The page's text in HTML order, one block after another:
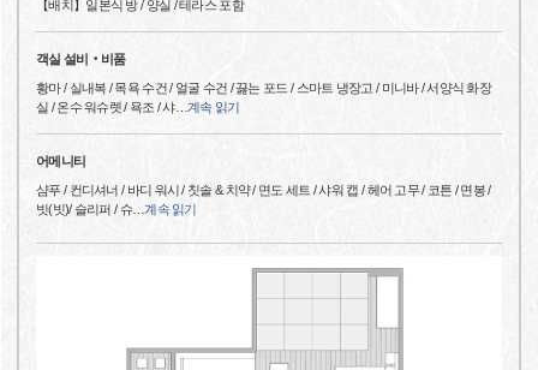
【배치】일본식 방 / 양실 / 테라스 포함
객실 설비‧비품
황마 / 실내복 / 목욕 수건 / 얼굴 수건 / 끓는 포드 / 스마트 냉장고 / 미니바 / 서양식 화장
실 / 온수 워슈렛 / 욕조 / 샤… 계속 읽기
어메니티
샴푸 / 컨디셔너 / 바디 워시 / 칫솔 & 치약 / 면도 세트 / 샤워 캡 / 헤어 고무 / 코튼 / 면봉 /
빗(빗)/ 슬리퍼 / 슈…계속 읽기